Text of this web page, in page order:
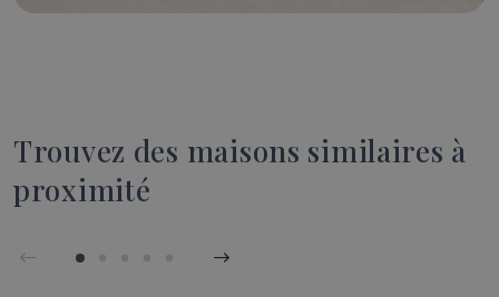
Trouvez des maisons similaires à
proximité